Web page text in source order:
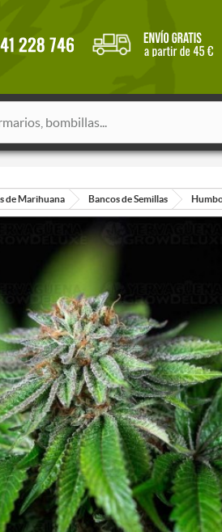
de Marihuana Bancos de Semillas